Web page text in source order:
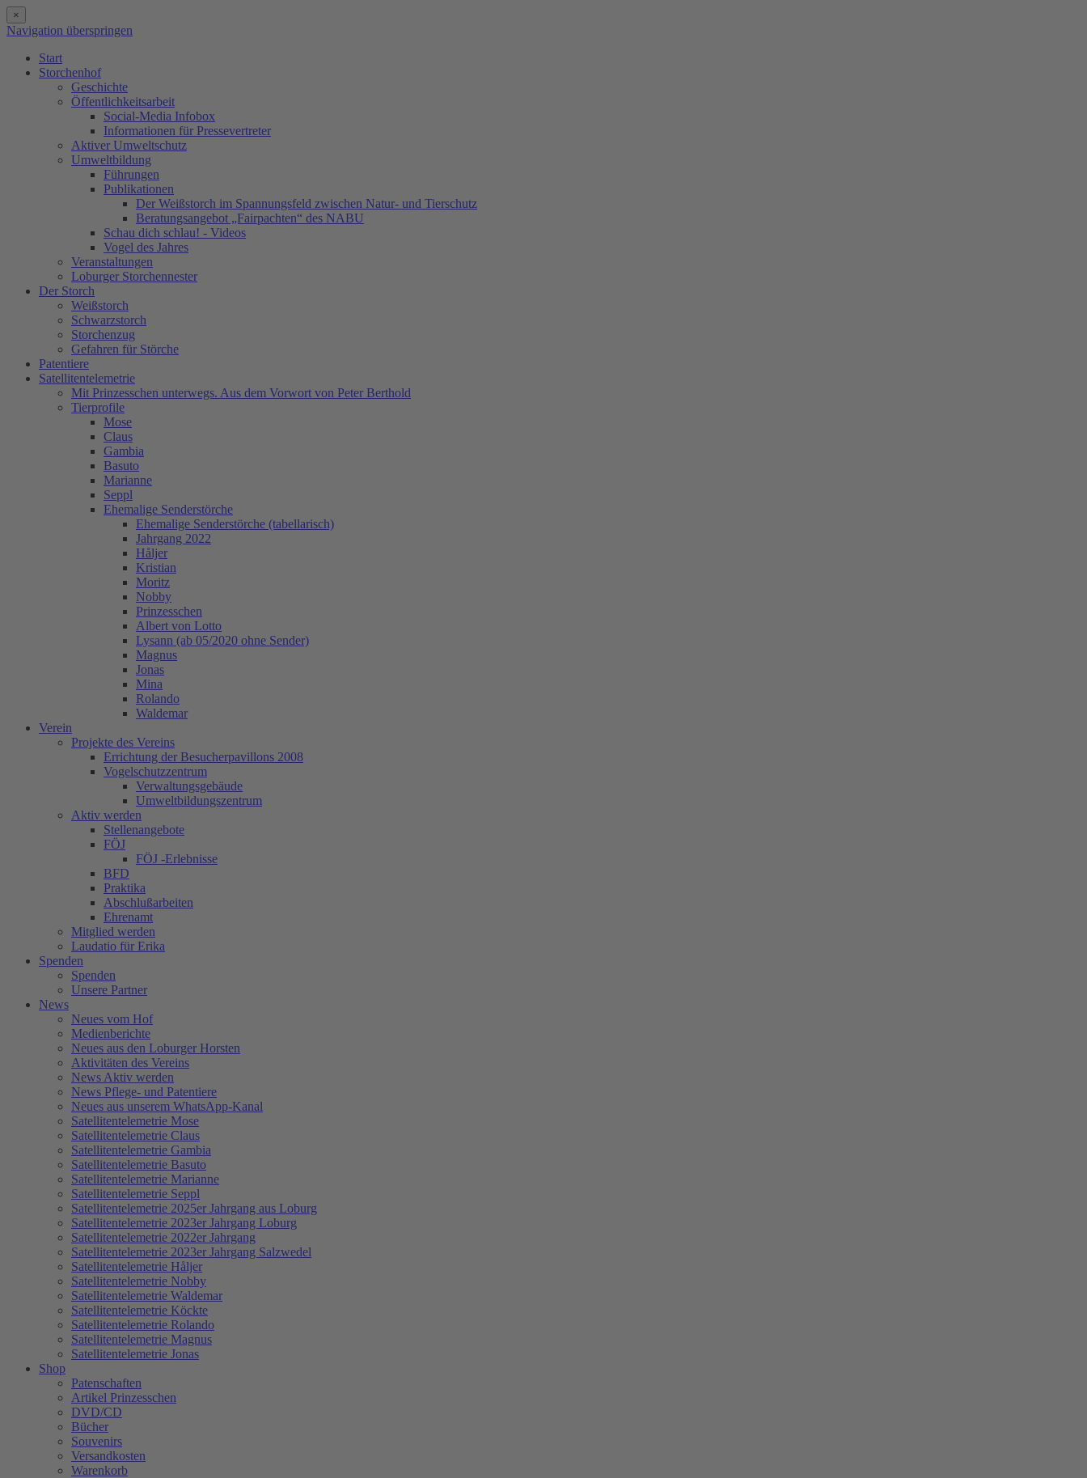
×
Navigation überspringen
Start
Storchenhof
Geschichte
Öffentlichkeitsarbeit
Social-Media Infobox
Informationen für Pressevertreter
Aktiver Umweltschutz
Umweltbildung
Führungen
Publikationen
Der Weißstorch im Spannungsfeld zwischen Natur- und Tierschutz
Beratungsangebot „Fairpachten“ des NABU
Schau dich schlau! - Videos
Vogel des Jahres
Veranstaltungen
Loburger Storchennester
Der Storch
Weißstorch
Schwarzstorch
Storchenzug
Gefahren für Störche
Patentiere
Satellitentelemetrie
Mit Prinzesschen unterwegs. Aus dem Vorwort von Peter Berthold
Tierprofile
Mose
Claus
Gambia
Basuto
Marianne
Seppl
Ehemalige Senderstörche
Ehemalige Senderstörche (tabellarisch)
Jahrgang 2022
Håljer
Kristian
Moritz
Nobby
Prinzesschen
Albert von Lotto
Lysann (ab 05/2020 ohne Sender)
Magnus
Jonas
Mina
Rolando
Waldemar
Verein
Projekte des Vereins
Errichtung der Besucherpavillons 2008
Vogelschutzzentrum
Verwaltungsgebäude
Umweltbildungszentrum
Aktiv werden
Stellenangebote
FÖJ
FÖJ -Erlebnisse
BFD
Praktika
Abschlußarbeiten
Ehrenamt
Mitglied werden
Laudatio für Erika
Spenden
Spenden
Unsere Partner
News
Neues vom Hof
Medienberichte
Neues aus den Loburger Horsten
Aktivitäten des Vereins
News Aktiv werden
News Pflege- und Patentiere
Neues aus unserem WhatsApp-Kanal
Satellitentelemetrie Mose
Satellitentelemetrie Claus
Satellitentelemetrie Gambia
Satellitentelemetrie Basuto
Satellitentelemetrie Marianne
Satellitentelemetrie Seppl
Satellitentelemetrie 2025er Jahrgang aus Loburg
Satellitentelemetrie 2023er Jahrgang Loburg
Satellitentelemetrie 2022er Jahrgang
Satellitentelemetrie 2023er Jahrgang Salzwedel
Satellitentelemetrie Håljer
Satellitentelemetrie Nobby
Satellitentelemetrie Waldemar
Satellitentelemetrie Köckte
Satellitentelemetrie Rolando
Satellitentelemetrie Magnus
Satellitentelemetrie Jonas
Shop
Patenschaften
Artikel Prinzesschen
DVD/CD
Bücher
Souvenirs
Versandkosten
Warenkorb